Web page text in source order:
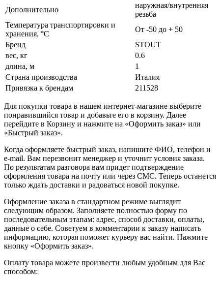
Дополнительно
наружная/внутренняя
резьба
Температура транспортировки и
хранения, °С
От -50 до + 50
Бренд
STOUT
вес, кг
0.6
длина, м
1
Страна производства
Италия
Привязка к брендам
211528
Для покупки товара в нашем интернет-магазине выберите
понравившийся товар и добавьте его в корзину. Далее
перейдите в Корзину и нажмите на «Оформить заказ» или
«Быстрый заказ».
Когда оформляете быстрый заказ, напишите ФИО, телефон и
e-mail. Вам перезвонит менеджер и уточнит условия заказа.
По результатам разговора вам придет подтверждение
оформления товара на почту или через СМС. Теперь останется
только ждать доставки и радоваться новой покупке.
Оформление заказа в стандартном режиме выглядит
следующим образом. Заполняете полностью форму по
последовательным этапам: адрес, способ доставки, оплаты,
данные о себе. Советуем в комментарии к заказу написать
информацию, которая поможет курьеру вас найти. Нажмите
кнопку «Оформить заказ».
Оплату товара можете произвести любым удобным для Вас
способом: